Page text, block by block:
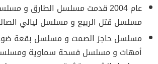
عام 2004 قدمت مسلسل الطارق و
مسلسل قتل الربيع و مسلسل ليالي
مسلسل حاجز الصمت و مسلسل بقعة
أمهات و مسلسل فسحة سماوية